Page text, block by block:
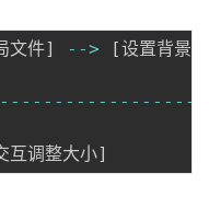
文件] --> [设置背景
-- -- -- -- -- -- -- -- --
互调整大小]